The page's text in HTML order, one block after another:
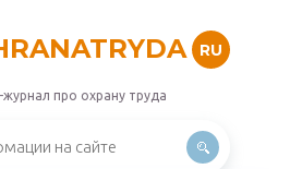
RU
про охрану труда